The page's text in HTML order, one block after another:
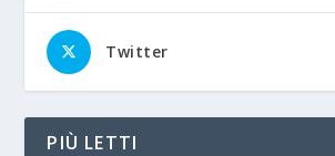
Twitter
PIÙ LETTI